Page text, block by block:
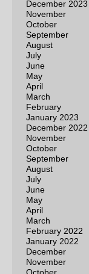
December 2023
November
October
September
August
July
June
May
April
March
February
January 2023
December 2022
November
October
September
August
July
June
May
April
March
February 2022
January 2022
December
November